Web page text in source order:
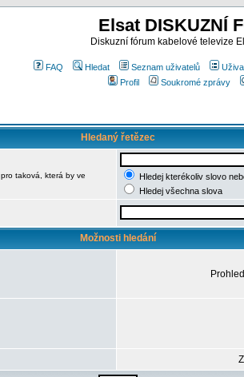
Elsat DISKUZNÍ
Diskuzní fórum kabelové televize
FAQ Hledat Seznam uživatelů
Profil
Soukromé zprávy
Hledaný řetězec
pro taková, která by ve
Hledej kterékoliv slovo
Hledej všechna slova
Možnosti hledání